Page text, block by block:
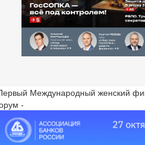
Международный женский
-